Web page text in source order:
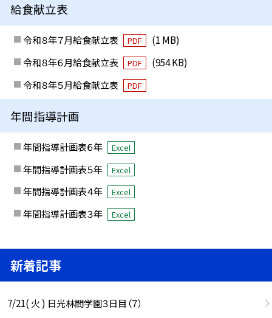
給食献立表
令和８年７月給食献立表 PDF
(1 MB)
令和８年６月給食献立表
PDF
(954 KB)
令和８年５月給食献立表
PDF
年間指導計画
年間指導計画表６年 Excel
年間指導計画表５年 Excel
年間指導計画表４年 Excel
年間指導計画表３年 Excel
新着記事
7/21( 火 ) 日光林間学園３日目（７）